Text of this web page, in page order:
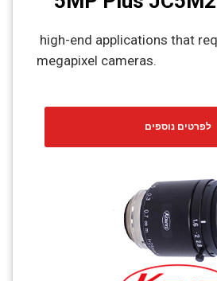
C-
high-end applications that
megapixel cameras.
לפרטים נוספים